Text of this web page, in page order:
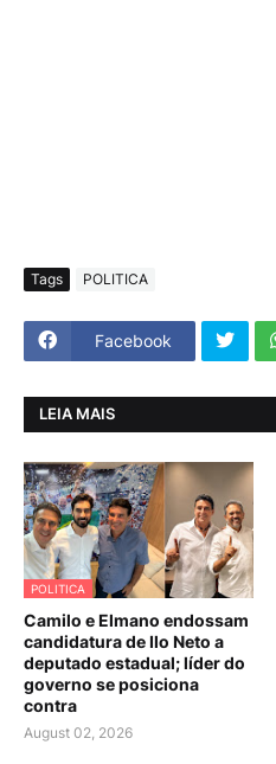
Tags POLITICA
Facebook
LEIA MAIS
POLITICA
Camilo e Elmano endossam
candidatura de Ilo Neto a
deputado estadual; líder do
governo se posiciona
contra
August 02, 2026